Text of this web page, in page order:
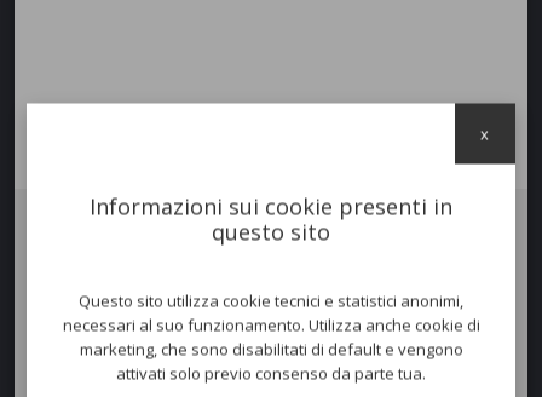
Acciaio zincato e verniciato per uso esterno. In stile moderno e
particolare, è dotata di braccioli. Disponibile, in vari colori, il cuscino
seduta e schienale per un maggiore comfort. Schienalino è un
optional. Disponibile in colori Standard.
Informazioni sui cookie presenti in
questo sito
Questo sito utilizza cookie tecnici e statistici anonimi,
necessari al suo funzionamento. Utilizza anche cookie di
marketing, che sono disabilitati di default e vengono
attivati solo previo consenso da parte tua.
x